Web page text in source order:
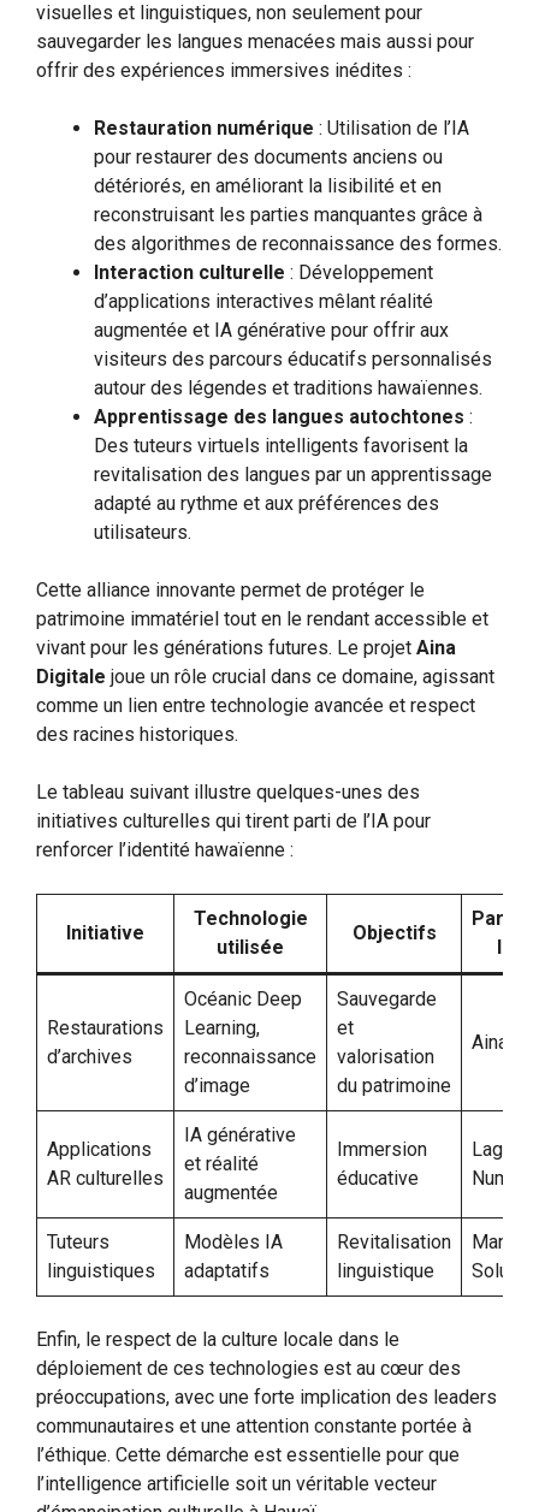
visuelles et linguistiques, non seulement pour
sauvegarder les langues menacées mais aussi pour
offrir des expériences immersives inédites :
Restauration numérique : Utilisation de l’IA
pour restaurer des documents anciens ou
détériorés, en améliorant la lisibilité et en
reconstruisant les parties manquantes grâce à
des algorithmes de reconnaissance des formes.
Interaction culturelle : Développement
d’applications interactives mêlant réalité
augmentée et IA générative pour offrir aux
visiteurs des parcours éducatifs personnalisés
autour des légendes et traditions hawaïennes.
Apprentissage des langues autochtones :
Des tuteurs virtuels intelligents favorisent la
revitalisation des langues par un apprentissage
adapté au rythme et aux préférences des
utilisateurs.
Cette alliance innovante permet de protéger le
patrimoine immatériel tout en le rendant accessible et
vivant pour les générations futures. Le projet Aina
Digitale joue un rôle crucial dans ce domaine, agissant
comme un lien entre technologie avancée et respect
des racines historiques.
Le tableau suivant illustre quelques-unes des
initiatives culturelles qui tirent parti de l’IA pour
renforcer l’identité hawaïenne :
Initiative
Technologie
utilisée
Objectifs
Restaurations
d’archives
Océanic Deep
Learning,
reconnaissance
d’image
Sauvegarde
et
valorisation
du patrimoine
Aina
Applications
AR culturelles
IA générative
et réalité
augmentée
Immersion
éducative
Lagon
Tuteurs
linguistiques
Modèles IA
adaptatifs
Revitalisation
linguistique
ManaIA
Enfin, le respect de la culture locale dans le
déploiement de ces technologies est au cœur des
préoccupations, avec une forte implication des leaders
communautaires et une attention constante portée à
l’éthique. Cette démarche est essentielle pour que
l’intelligence artificielle soit un véritable vecteur